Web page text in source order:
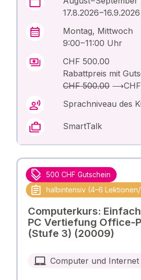
17.8.2026 –16.9.2026
Montag, Mittwoch
9:00 – 11:00 Uhr
CHF 500.00
Rabattpreis mit
CHF 500.00⟶
Sprachniveau des
SmartTalk
500 CHF Gutschein
halbintensiv (4–6
Computerkurs:
PC Vertiefung Office-
(Stufe 3) (20009)
Computer und Internet